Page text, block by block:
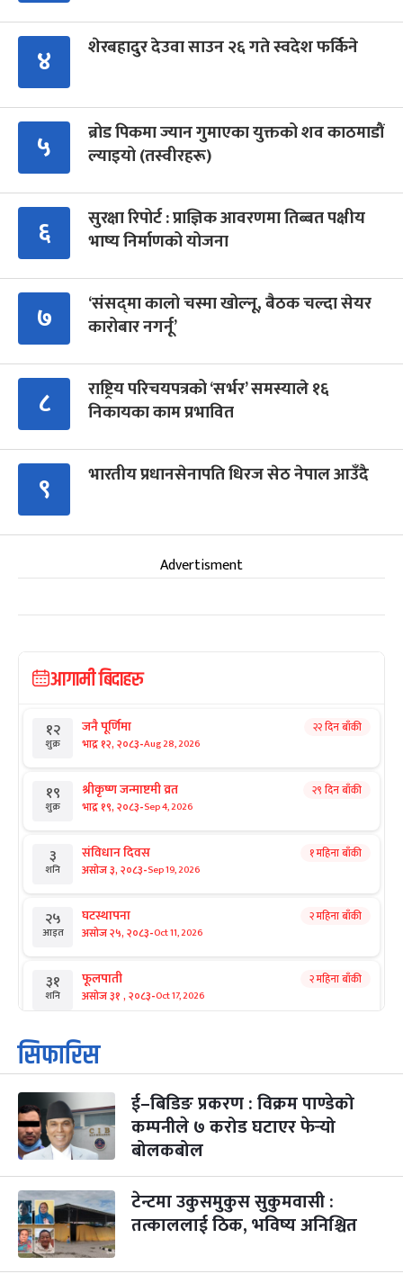
४ शेरबहादुर देउवा साउन २६ गते स्वदेश फर्किने
५
ब्रोड पिकमा ज्यान गुमाएका युक्तको शव काठमाडौं
ल्याइयो (तस्वीरहरू)
६
सुरक्षा रिपोर्ट : प्राज्ञिक आवरणमा तिब्बत पक्षीय
भाष्य निर्माणको योजना
७
‘संसद्‍मा कालो चस्मा खोल्नू, बैठक चल्दा सेयर
कारोबार नगर्नू’
८
राष्ट्रिय परिचयपत्रको ‘सर्भर’ समस्याले १६
निकायका काम प्रभावित
९ भारतीय प्रधानसेनापति धिरज सेठ नेपाल आउँदै
Advertisment
आगामी बिदाहरु
१२
शुक्र
जनै पूर्णिमा
भाद्र १२, २०८३-Aug 28, 2026
२२ दिन बाँकी
१९
शुक्र
श्रीकृष्ण जन्माष्टमी व्रत
भाद्र १९, २०८३-Sep 4, 2026
२९ दिन बाँकी
३
शनि
संविधान दिवस
असोज ३, २०८३-Sep 19, 2026
१ महिना बाँकी
२५
आइत
घटस्थापना
असोज २५, २०८३-Oct 11, 2026
२ महिना बाँकी
३१
शनि
फूलपाती
असोज ३१ , २०८३-Oct 17, 2026
२ महिना बाँकी
१
आइत
कार्तिक सङ्क्रान्ति
कार्तिक १, २०८३
३
मंगल
महानवमी
कार्तिक ३, २०८३-Oct 20, 2026
२ महिना बाँकी
४
५
बिहि
पापा‌ङ्कुशा एकादशी व्रत
कार्तिक ५, २०८३
२ महिना बाँकी
सिफारिस
ई–बिडिङ प्रकरण : विक्रम पाण्डेको
कम्पनीले ७ करोड घटाएर फेर्‍यो
बोलकबोल
टेन्टमा उकुसमुकुस सुकुमवासी :
तत्काललाई ठिक, भविष्य अनिश्चित